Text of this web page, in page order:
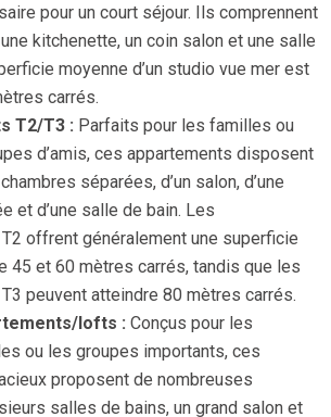
pour un court séjour. Ils comprennent
kitchenette, un coin salon et une salle
moyenne d’un studio vue mer est
carrés.
T2/T3 : Parfaits pour les familles ou
d’amis, ces appartements disposent
séparées, d’un salon, d’une
et d’une salle de bain. Les
offrent généralement une superficie
45 et 60 mètres carrés, tandis que les
peuvent atteindre 80 mètres carrés.
lofts : Conçus pour les
ou les groupes importants, ces
proposent de nombreuses
salles de bains, un grand salon et